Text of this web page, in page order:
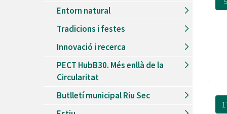
Entorn natural
Tradicions i festes
Innovació i recerca
PECT HubB30. Més enllà de la
Circularitat
Butlletí municipal Riu Sec